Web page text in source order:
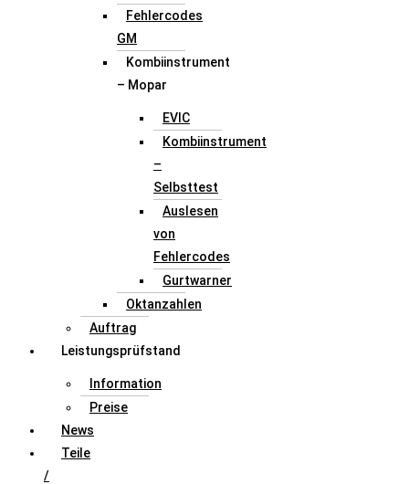
Fehlercodes
GM
Kombiinstrument
– Mopar
EVIC
Kombiinstrument
–
Selbsttest
Auslesen
von
Fehlercodes
Gurtwarner
Oktanzahlen
Auftrag
Leistungsprüfstand
Information
Preise
News
Teile
/